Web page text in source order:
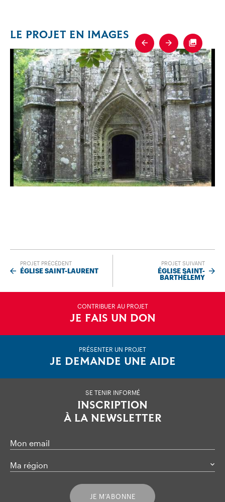
LE PROJET EN IMAGES
Previous
Next
PROJET PRÉCÉDENT
ÉGLISE SAINT-LAURENT
PROJET SUIVANT
ÉGLISE SAINT-
BARTHÉLEMY
CONTRIBUER AU PROJET
JE FAIS UN DON
PRÉSENTER UN PROJET
JE DEMANDE UNE AIDE
SE TENIR INFORMÉ
INSCRIPTION
À LA NEWSLETTER
Mon email
Ma région
JE M’ABONNE